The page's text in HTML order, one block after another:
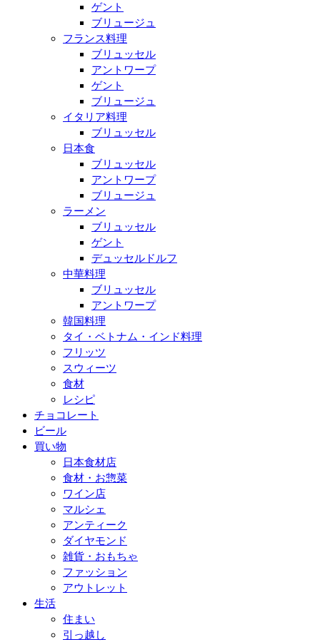
ゲント
ブリュージュ
フランス料理
ブリュッセル
アントワープ
ゲント
ブリュージュ
イタリア料理
ブリュッセル
日本食
ブリュッセル
アントワープ
ブリュージュ
ラーメン
ブリュッセル
ゲント
デュッセルドルフ
中華料理
ブリュッセル
アントワープ
韓国料理
タイ・ベトナム・インド料理
フリッツ
スウィーツ
食材
レシピ
チョコレート
ビール
買い物
日本食材店
食材・お惣菜
ワイン店
マルシェ
アンティーク
ダイヤモンド
雑貨・おもちゃ
ファッション
アウトレット
生活
住まい
引っ越し